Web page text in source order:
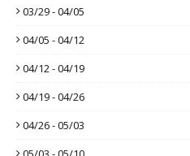
03/29 - 04/05
04/05 - 04/12
04/12 - 04/19
04/19 - 04/26
04/26 - 05/03